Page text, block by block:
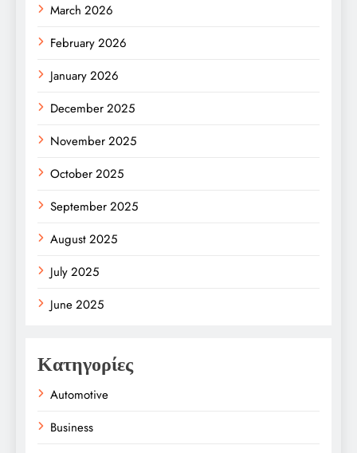
March 2026
February 2026
January 2026
December 2025
November 2025
October 2025
September 2025
August 2025
July 2025
June 2025
Κατηγορίες
Automotive
Business